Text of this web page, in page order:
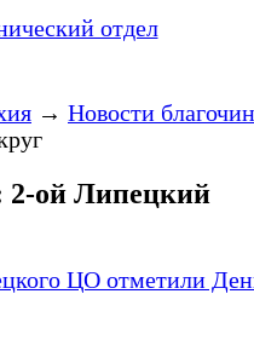
отдел
→ Новости
2-ой Липецкий
ЦО отметили